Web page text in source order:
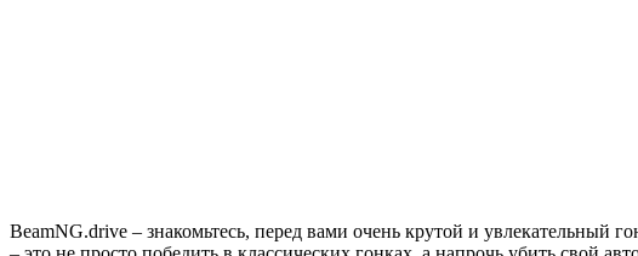
BeamNG.drive – знакомьтесь, перед вами очень крутой и увлекательный